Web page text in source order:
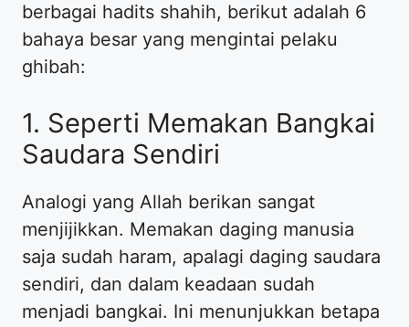
berbagai hadits shahih, berikut adalah 6
bahaya besar yang mengintai pelaku
ghibah:
1. Seperti Memakan Bangkai
Saudara Sendiri
Analogi yang Allah berikan sangat
menjijikkan. Memakan daging manusia
saja sudah haram, apalagi daging saudara
sendiri, dan dalam keadaan sudah
menjadi bangkai. Ini menunjukkan betapa